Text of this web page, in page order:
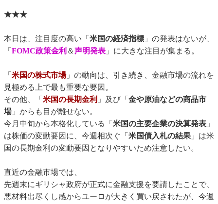
★★★
本日は、注目度の高い「 米国の経済指標 」の発表はないが、
「 FOMC政策金利 ＆声明発表 」に大きな注目が集まる。
「 米国の株式市場」の動向は、引き続き、金融市場の流れを
見極める上で最も重要な要因。
その他、「 米国の長期金利 」及び「 金や原油などの商品市
場」からも目が離せない。
今月中旬から本格化している「 米国の主要企業の決算発表 」
は株価の変動要因に、今週相次ぐ「 米国債入札の結果 」は米
国の長期金利の変動要因となりやすいため注意したい。
直近の金融市場では、
先週末にギリシャ政府が正式に金融支援を要請したことで、
悪材料出尽くし感からユーロが大きく買い戻されたが、今週